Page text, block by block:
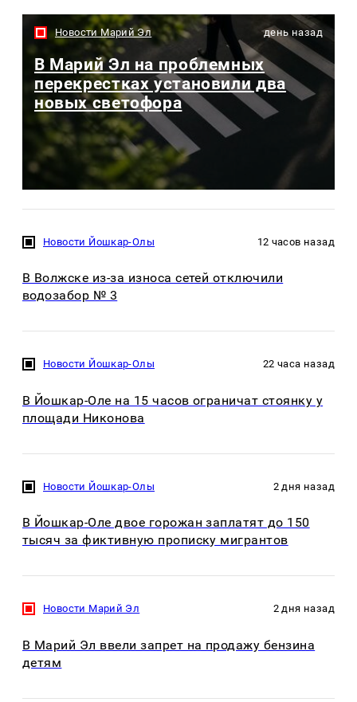
Новости Марий Эл день назад
В Марий Эл на проблемных
перекрестках установили два
новых светофора
Новости Йошкар-Олы 12 часов назад
В Волжске из-за износа сетей отключили
водозабор № 3
Новости Йошкар-Олы 22 часа назад
В Йошкар-Оле на 15 часов ограничат стоянку у
площади Никонова
Новости Йошкар-Олы 2 дня назад
В Йошкар-Оле двое горожан заплатят до 150
тысяч за фиктивную прописку мигрантов
Новости Марий Эл 2 дня назад
В Марий Эл ввели запрет на продажу бензина
детям